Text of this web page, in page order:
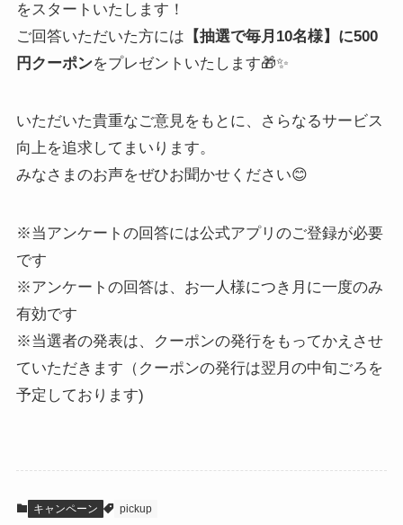
をスタートいたします！
ご回答いただいた方には 【抽選で毎月10名様】に500
円クーポンをプレゼントいたします🎁✨
いただいた貴重なご意見をもとに、さらなるサービス
向上を追求してまいります。
みなさまのお声をぜひお聞かせください😊
※当アンケートの回答には公式アプリのご登録が必要
です
※アンケートの回答は、お一人様につき月に一度のみ
有効です
※当選者の発表は、クーポンの発行をもってかえさせ
ていただきます（クーポンの発行は翌月の中旬ごろを
予定しております)
キャンペーン pickup